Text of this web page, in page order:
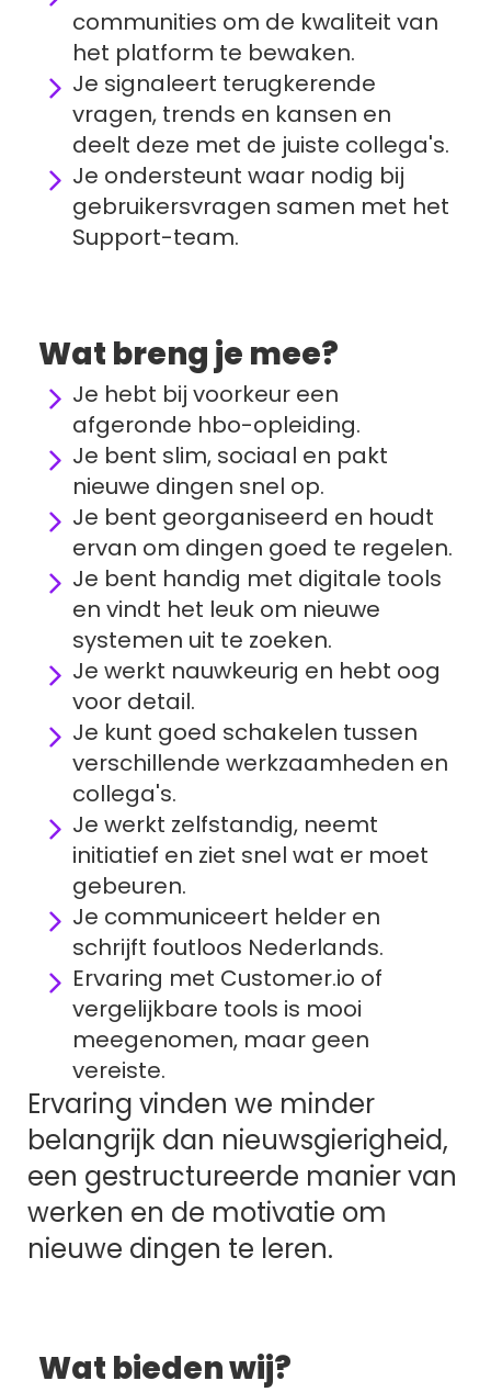
communities om de kwaliteit van
het platform te bewaken.
Je signaleert terugkerende
vragen, trends en kansen en
deelt deze met de juiste collega's.
Je ondersteunt waar nodig bij
gebruikersvragen samen met het
Support-team.
Wat breng je mee?
Je hebt bij voorkeur een
afgeronde hbo-opleiding.
Je bent slim, sociaal en pakt
nieuwe dingen snel op.
Je bent georganiseerd en houdt
ervan om dingen goed te regelen.
Je bent handig met digitale tools
en vindt het leuk om nieuwe
systemen uit te zoeken.
Je werkt nauwkeurig en hebt oog
voor detail.
Je kunt goed schakelen tussen
verschillende werkzaamheden en
collega's.
Je werkt zelfstandig, neemt
initiatief en ziet snel wat er moet
gebeuren.
Je communiceert helder en
schrijft foutloos Nederlands.
Ervaring met Customer.io of
vergelijkbare tools is mooi
meegenomen, maar geen
vereiste.
Ervaring vinden we minder
belangrijk dan nieuwsgierigheid,
een gestructureerde manier van
werken en de motivatie om
nieuwe dingen te leren.
Wat bieden wij?